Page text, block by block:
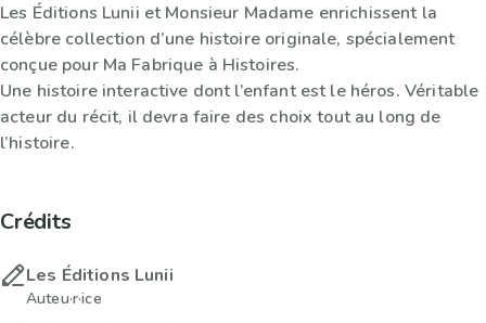
Les Éditions Lunii et Monsieur Madame enrichissent la
célèbre collection d’une histoire originale, spécialement
conçue pour Ma Fabrique à Histoires.
Une histoire interactive dont l’enfant est le héros. Véritable
acteur du récit, il devra faire des choix tout au long de
l’histoire.
Crédits
Les Éditions Lunii
Auteu·r·ice